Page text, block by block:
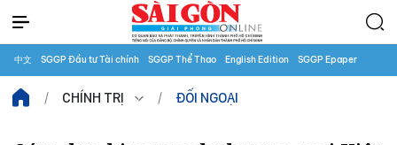
中文 SGGP Đầu tư Tài chính SGGP Thể Thao English Edition SGGP Epaper
CHÍNH TRỊ ĐỐI NGOẠI